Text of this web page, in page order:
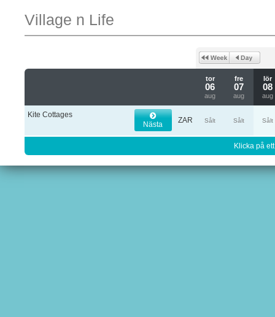
Village n Life
tor
06
aug
fre
07
aug
lör
08
aug
Kite Cottages
Nästa
ZAR Sålt Sålt Sålt
Klicka på